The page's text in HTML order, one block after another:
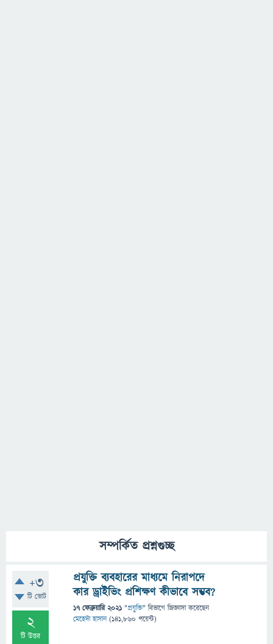
সম্পর্কিত প্রশ্নগুচ্ছ
+3
টি ভোট
2
টি উত্তর
প্রযুক্তি ব্যবহারের মাধ্যমে নিরাপদে
কার ড্রাইভিং প্রশিক্ষণ কীভাবে সম্ভব?
17 ফেব্রুয়ারি 2021 "প্রযুক্তি" বিভাগে জিজ্ঞাসাকরেছেন
মেহেদী হাসান (141,860 পয়েন্ট)